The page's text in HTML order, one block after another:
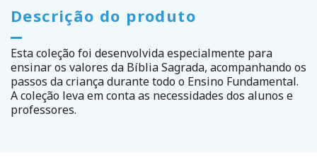
Descrição do produto
Esta coleção foi desenvolvida especialmente para
ensinar os valores da Bíblia Sagrada, acompanhando os
passos da criança durante todo o Ensino Fundamental.
A coleção leva em conta as necessidades dos alunos e
professores.